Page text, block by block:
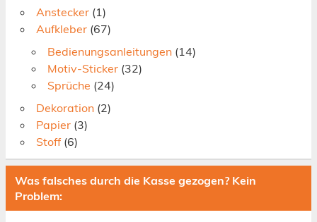
Anstecker (1)
Aufkleber (67)
Bedienungsanleitungen (14)
Motiv-Sticker (32)
Sprüche (24)
Dekoration (2)
Papier (3)
Stoff (6)
Was falsches durch die Kasse gezogen? Kein
Problem: